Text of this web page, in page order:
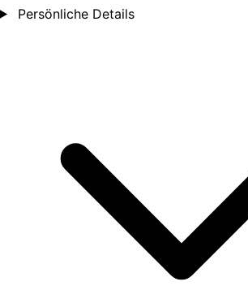
Persönliche Details